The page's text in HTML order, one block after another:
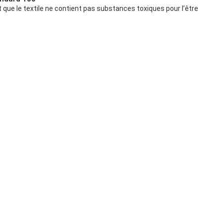
que le textile ne contient pas substances toxiques pour l’être